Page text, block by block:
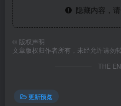
隐藏内容，
© 版权声明
文章版权归作者所有，未经允许请勿转
THE
更新预览